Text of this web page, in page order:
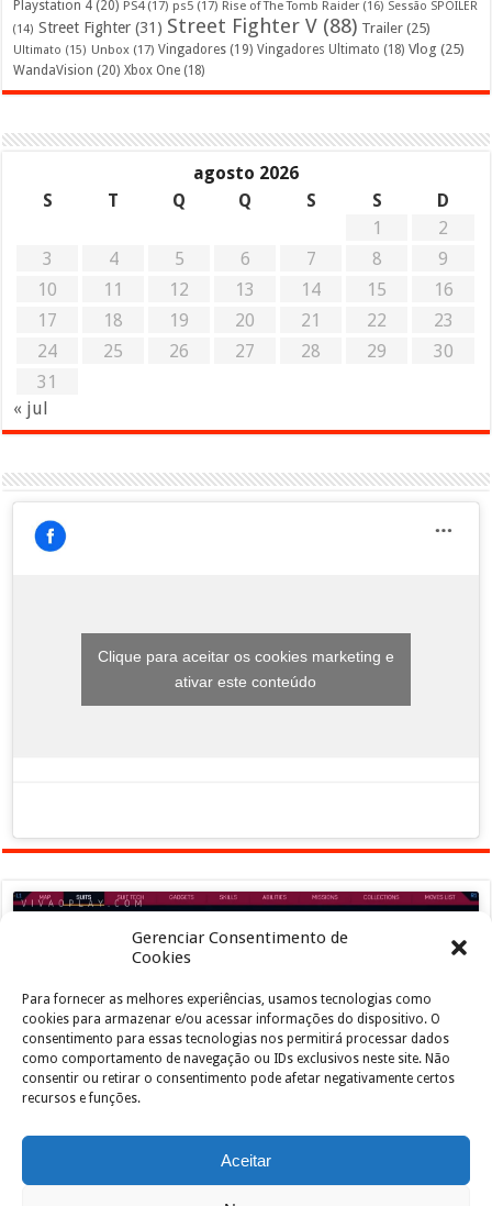
Gerenciar Consentimento de
Cookies
Para fornecer as melhores experiências, usamos tecnologias como
cookies para armazenar e/ou acessar informações do dispositivo. O
consentimento para essas tecnologias nos permitirá processar dados
como comportamento de navegação ou IDs exclusivos neste site. Não
consentir ou retirar o consentimento pode afetar negativamente certos
recursos e funções.
Aceitar
Playstation 4 (20) PS4(17) ps5 (17) Rise of The Tomb Raider (16) Sessão SPOILER
(14) Street Fighter (31) Street Fighter V (88) Trailer (25)
Ultimato (15) Unbox (17) Vingadores (19) Vingadores Ultimato (18) Vlog (25)
WandaVision (20) Xbox One (18)
agosto 2026
S
T Q Q S S
D
1
2
3
4 5 6 7 8
9
10
11 12 13 14 15
16
17
18 19 20 21 22
23
24
25 26 27 28 29
30
31
« jul
Clique para aceitar os cookies marketing e
ativar este conteúdo
Clique para aceitar os cookies marketing e
ativar este conteúdo